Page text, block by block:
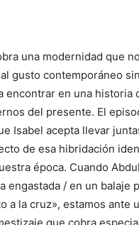
una modernidad que
gusto contemporáneo
encontrar en una historia
del presente. El
Isabel acepta llevar
de esa hibridación
época. Cuando
engastada / en un balaje
a la cruz», estamos ante